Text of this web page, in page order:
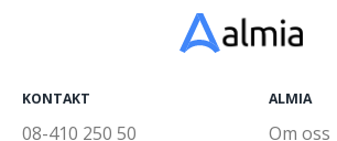
KONTAKT
08-410 250 50
ALMIA
Om oss